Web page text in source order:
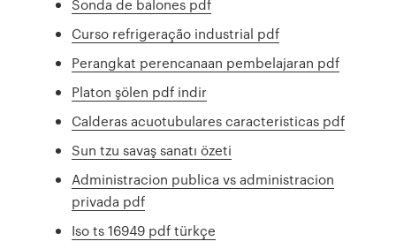
Sonda de balones pdf
Curso refrigeração industrial pdf
Perangkat perencanaan pembelajaran pdf
Platon şölen pdf indir
Calderas acuotubulares caracteristicas pdf
Sun tzu savaş sanatı özeti
Administracion publica vs administracion
privada pdf
Iso ts 16949 pdf türkçe